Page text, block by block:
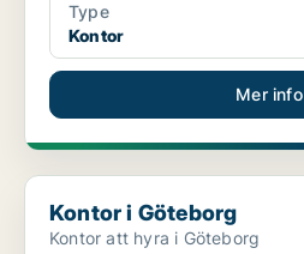
Type
Kontor
Mer info
Kontor i Göteborg
Kontor i Göteborg
Kontor att hyra i Göteborg